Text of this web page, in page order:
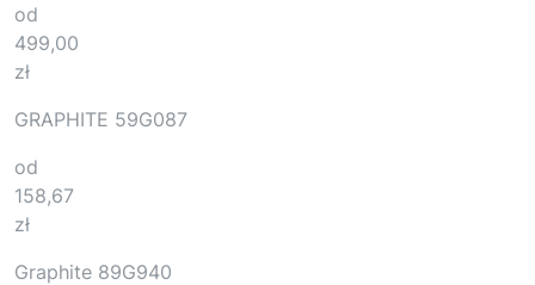
od
499,00
zł
GRAPHITE 59G087
od
158,67
zł
Graphite 89G940